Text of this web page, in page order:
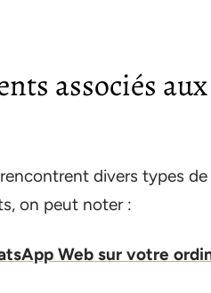
associés
divers types
on peut noter :
Web sur votre